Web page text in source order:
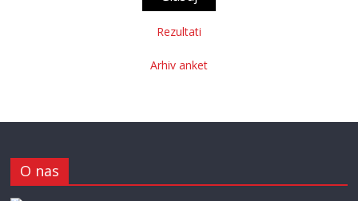
Rezultati
Arhiv anket
O nas